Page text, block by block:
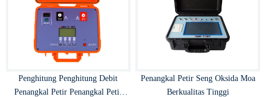
Penghitung Penghitung Debit
Penangkal Petir Penangkal Petir
Penangkal Petir Seng Oksida Moa
Berkualitas Tinggi